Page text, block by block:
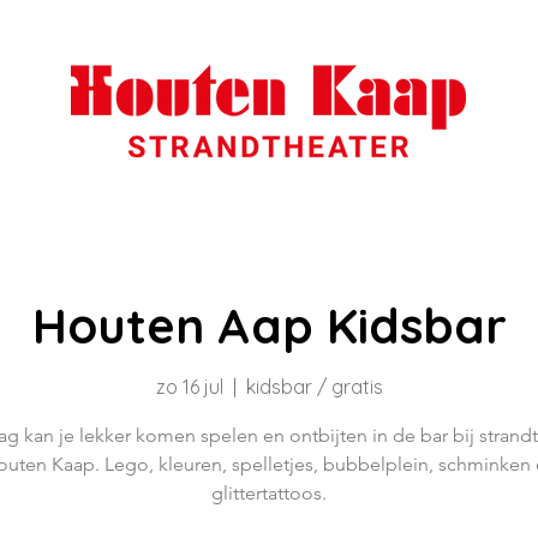
Houten Aap Kidsbar
zo 16 jul kidsbar / gratis
kan je lekker komen spelen en ontbijten in de bar bij
Kaap. Lego, kleuren, spelletjes, bubbelplein, schminken
glittertattoos.